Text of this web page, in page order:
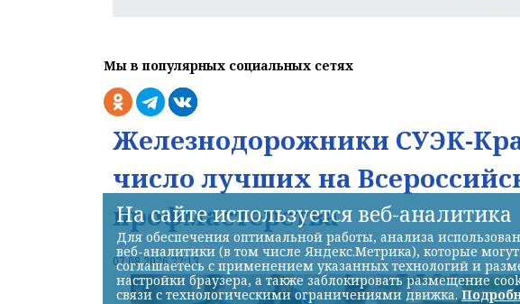
Мы в популярных социальных сетях
Железнодорожники СУЭК-
число лучших на
профмастерства
07.08.2026 22:13
На сайте используется веб-аналитика
Для обеспечения оптимальной работы, анализа
веб-аналитики (в том числе Яндекс.Метрика), которые
соглашаетесь с применением указанных технологий и
настройки браузера, а также заблокировать размещение
связи с технологическими ограничениями движка.